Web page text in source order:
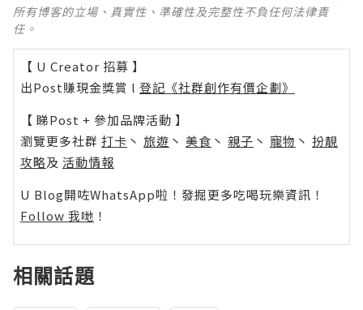
所有博客的立場、真實性、準確性及完整性不負任何法律責
任。
【 U Creator 招募 】
出Post賺現金獎賞 l 登記《社群創作有價企劃》
【 睇Post + 參加品牌活動 】
瀏覽更多社群 打卡 丶 旅遊 丶 美食 丶 親子 丶 寵物 丶 扮靚
攻略及 活動情報
U Blog開咗WhatsApp啦！發掘更多吃喝玩樂資訊！
Follow 我哋 ！
相關話題